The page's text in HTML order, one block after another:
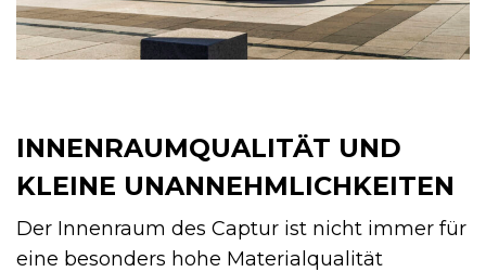
INNENRAUMQUALITÄT UND
KLEINE UNANNEHMLICHKEITEN
Der Innenraum des Captur ist nicht immer für
eine besonders hohe Materialqualität